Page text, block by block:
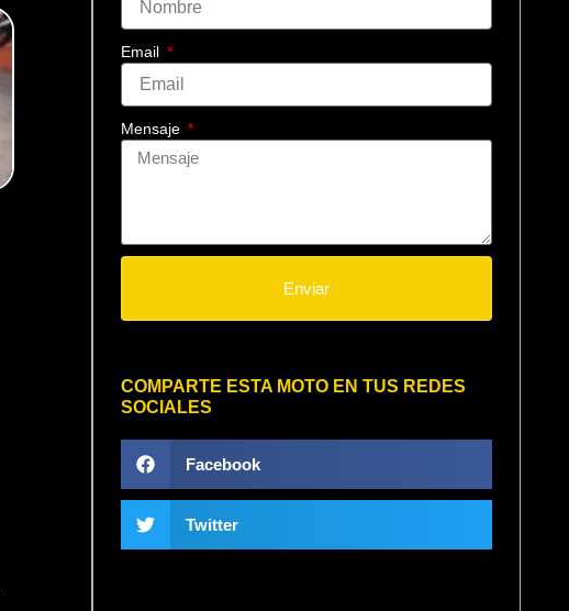
Email
Mensaje
Enviar
COMPARTE ESTA MOTO EN TUS REDES
SOCIALES
Facebook
Twitter